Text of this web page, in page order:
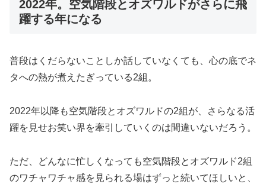
2022年。空気階段とオズワルドがさらに飛
躍する年になる
普段はくだらないことしか話していなくても、心の底でネ
タへの熱が煮えたぎっている2組。
2022年以降も空気階段とオズワルドの2組が、さらなる活
躍を見せお笑い界を牽引していくのは間違いないだろう。
ただ、どんなに忙しくなっても空気階段とオズワルド2組
のワチャワチャ感を見られる場はずっと続いてほしいと、